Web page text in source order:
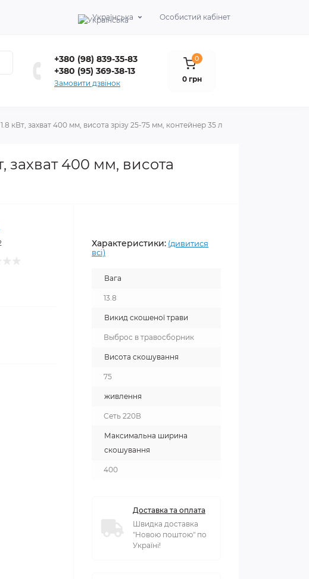
Українська Особистий кабінет
+380 (98) 839-35-83
+380 (95) 369-38-13
Замовити дзвінок
0
0 грн
кВт, захват 400 мм, висота зрізу 25-75 мм, контейнер 35 л
захват 400 мм, висота
Характеристики: (дивитися
всі)
Вага
13.8
Викид скошеної трави
Выброс в травосборник
Висота скошування
75
живлення
Сеть 220В
Максимальна ширина
скошування
400
Доставка та оплата
Швидка доставка
"Новою поштою" по
Україні!